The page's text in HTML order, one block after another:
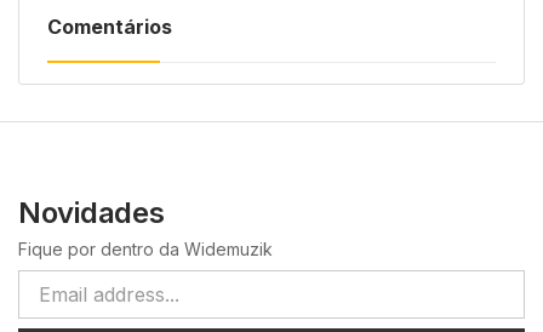
Comentários
Novidades
Fique por dentro da Widemuzik